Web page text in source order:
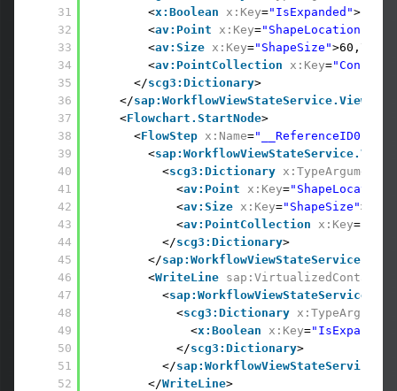
31
32
33
34
35
36
37
38
39
40
41
42
43
44
45
46
47
48
49
50
51
52
<x:Boolean x:Key="IsExpanded"
<av:Point x:Key="ShapeLocation"
<av:Size x:Key="ShapeSize">60,75</
<av:PointCollection x:Key=
</scg3:Dictionary>
</
<Flowchart.StartNode>
<FlowStep x:Name="__ReferenceID0"
<
<scg3:Dictionary x:TypeArguments
<av:Point x:Key="ShapeLocation"
<av:Size x:Key="ShapeSize"
<av:PointCollection x:Key=
</scg3:Dictionary>
</
<WriteLine
<
<scg3:Dictionary
<x:Boolean x:Key="IsExpanded"
</scg3:Dictionary>
</
</WriteLine>